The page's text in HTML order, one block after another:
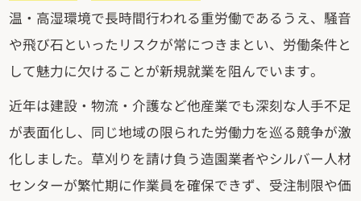
温・高湿環境で長時間行われる重労働であるうえ、騒音
や飛び石といったリスクが常につきまとい、労働条件と
して魅力に欠けることが新規就業を阻んでいます。
近年は建設・物流・介護など他産業でも深刻な人手不足
が表面化し、同じ地域の限られた労働力を巡る競争が激
化しました。草刈りを請け負う造園業者やシルバー人材
センターが繁忙期に作業員を確保できず、受注制限や価